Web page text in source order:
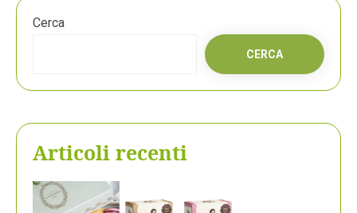
Cerca
CERCA
Articoli recenti